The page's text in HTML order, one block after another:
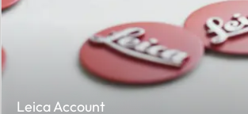
Leica Account